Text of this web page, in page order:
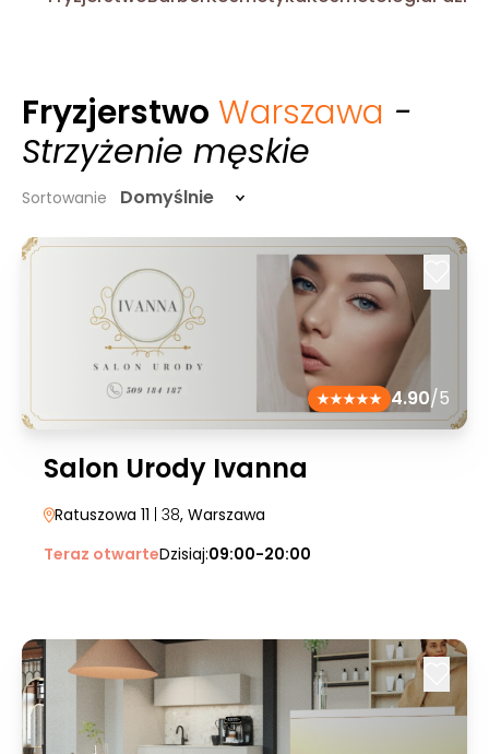
Fryzjerstwo Warszawa -
Strzyżenie męskie
Sortowanie Domyślnie
4.90/5
Salon Urody Ivanna
Ratuszowa 11 | 38, Warszawa
Teraz otwarteDzisiaj:09:00-20:00